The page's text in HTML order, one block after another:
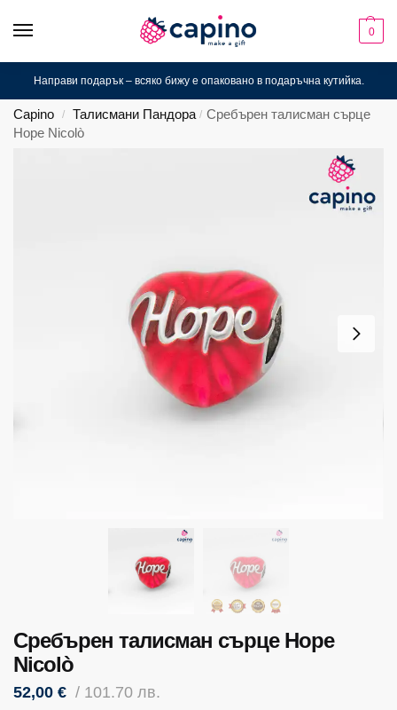
0
Направи подарък – всяко бижу е опаковано в подаръчна кутийка.
Capino / Талисмани Пандора / Сребърен талисман сърце
Hope Nicolò
Сребърен талисман сърце Hope
Nicolò
52,00 € / 101.70 лв.